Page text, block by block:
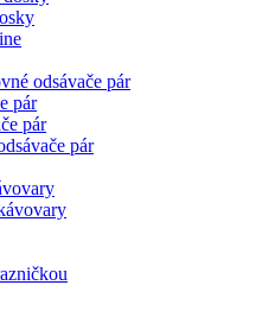
odsávače pár
pár
pár
pár